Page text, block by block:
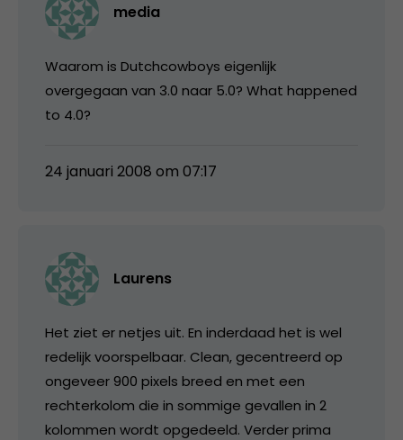
media
Waarom is Dutchcowboys eigenlijk
overgegaan van 3.0 naar 5.0? What happened
to 4.0?
24 januari 2008 om 07:17
Laurens
Het ziet er netjes uit. En inderdaad het is wel
redelijk voorspelbaar. Clean, gecentreerd op
ongeveer 900 pixels breed en met een
rechterkolom die in sommige gevallen in 2
kolommen wordt opgedeeld. Verder prima